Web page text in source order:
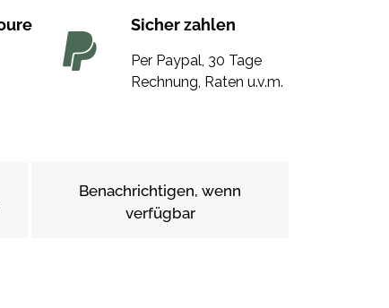
Sicher zahlen
Per Paypal, 30 Tage
Rechnung, Raten u.v.m.
Benachrichtigen, wenn
verfügbar